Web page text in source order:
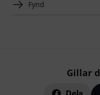
Fynd
Gillar